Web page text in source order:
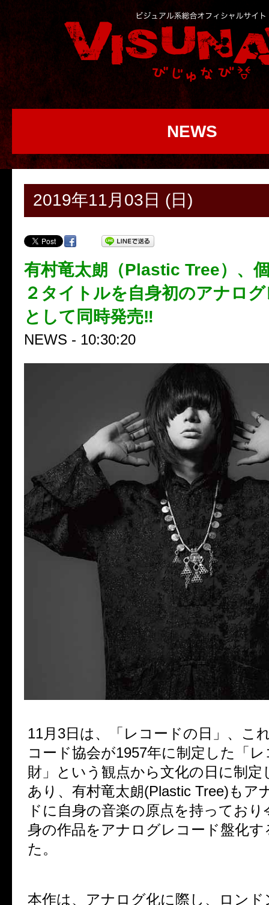
NEWS
2019年11月03日 (日)
有村竜太朗（Plastic Tree）、
２タイトルを自身初のアナロ
として同時発売‼︎
NEWS - 10:30:20
11月3日は、「レコードの日」、こ
コード協会が1957年に制定した「
財」という観点から文化の日に制定
あり、有村竜太朗(Plastic Tree)もア
ドに自身の音楽の原点を持っており
身の作品をアナログレコード盤化す
た。
本作は、アナログ化に際し、ロンド